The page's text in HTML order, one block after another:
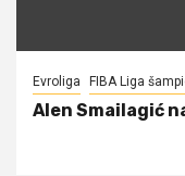
Evroliga FIBA Liga
Alen Smailagić